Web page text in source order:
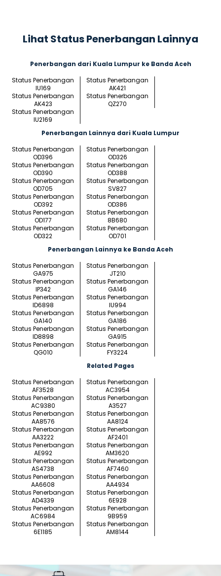
Lihat Status Penerbangan Lainnya
Penerbangan dari Kuala Lumpur ke Banda Aceh
Status Penerbangan
IU169
Status Penerbangan
AK421
Status Penerbangan
AK423
Status Penerbangan
QZ270
Status Penerbangan
IU2169
Penerbangan Lainnya dari Kuala Lumpur
Status Penerbangan
OD396
Status Penerbangan
OD326
Status Penerbangan
OD390
Status Penerbangan
OD388
Status Penerbangan
OD705
Status Penerbangan
SV827
Status Penerbangan
OD392
Status Penerbangan
OD386
Status Penerbangan
OD177
Status Penerbangan
8B680
Status Penerbangan
OD322
Status Penerbangan
OD701
Penerbangan Lainnya ke Banda Aceh
Status Penerbangan
GA975
Status Penerbangan
JT210
Status Penerbangan
IP342
Status Penerbangan
GA146
Status Penerbangan
ID6898
Status Penerbangan
IU994
Status Penerbangan
GA140
Status Penerbangan
GA186
Status Penerbangan
ID8898
Status Penerbangan
GA915
Status Penerbangan
QG010
Status Penerbangan
FY3224
Related Pages
Status Penerbangan
AF3528
Status Penerbangan
AC3954
Status Penerbangan
AC9380
Status Penerbangan
A3527
Status Penerbangan
AA8576
Status Penerbangan
AA8124
Status Penerbangan
AA3222
Status Penerbangan
AF2401
Status Penerbangan
AE992
Status Penerbangan
AM3620
Status Penerbangan
AS4738
Status Penerbangan
AF7460
Status Penerbangan
AA6608
Status Penerbangan
AA4934
Status Penerbangan
AD4339
Status Penerbangan
6E928
Status Penerbangan
AC6984
Status Penerbangan
9B959
Status Penerbangan
6E1185
Status Penerbangan
AM8144